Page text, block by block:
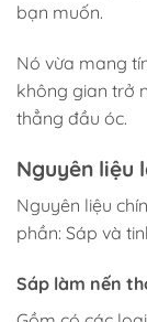
bạn muốn.
Nó vừa mang
không gian trở
thẳng đầu óc.
Nguyên liệu
Nguyên liệu
phần: Sáp và
Sáp làm nến